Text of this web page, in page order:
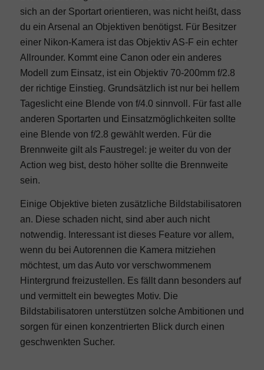
sich an der Sportart orientieren, was nicht heißt, dass
du ein Arsenal an Objektiven benötigst. Für Besitzer
einer Nikon-Kamera ist das Objektiv AS-F ein echter
Allrounder. Kommt eine Canon oder ein anderes
Modell zum Einsatz, ist ein Objektiv 70-200mm f/2.8
der richtige Einstieg. Grundsätzlich ist nur bei hellem
Tageslicht eine Blende von f/4.0 sinnvoll. Für fast alle
anderen Sportarten und Einsatzmöglichkeiten sollte
eine Blende von f/2.8 gewählt werden. Für die
Brennweite gilt als Faustregel: je weiter du von der
Action weg bist, desto höher sollte die Brennweite
sein.
Einige Objektive bieten zusätzliche Bildstabilisatoren
an. Diese schaden nicht, sind aber auch nicht
notwendig. Interessant ist dieses Feature vor allem,
wenn du bei Autorennen die Kamera mitziehen
möchtest, um das Auto vor verschwommenem
Hintergrund freizustellen. Es fällt dann besonders auf
und vermittelt ein bewegtes Motiv. Die
Bildstabilisatoren unterstützen solche Ambitionen und
sorgen für einen konzentrierten Blick durch einen
geschwenkten Sucher.